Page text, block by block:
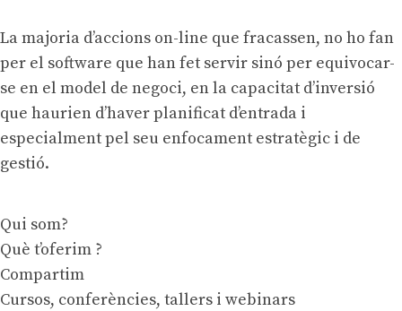
La majoria d’accions on-line que fracassen, no ho fan
per el software que han fet servir sinó per equivocar-
se en el model de negoci, en la capacitat d’inversió
que haurien d’haver planificat d’entrada i
especialment pel seu enfocament estratègic i de
gestió.
Qui som?
Què t’oferim ?
Compartim
Cursos, conferències, tallers i webinars